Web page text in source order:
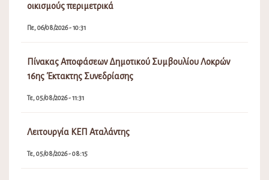
οικισμούς περιμετρικά
Πε, 06/08/2026 - 10:31
Πίνακας Αποφάσεων Δημοτικού Συμβουλίου Λοκρών
16ης Έκτακτης Συνεδρίασης
Τε, 05/08/2026 - 11:31
Λειτουργία ΚΕΠ Αταλάντης
Τε, 05/08/2026 - 08:15